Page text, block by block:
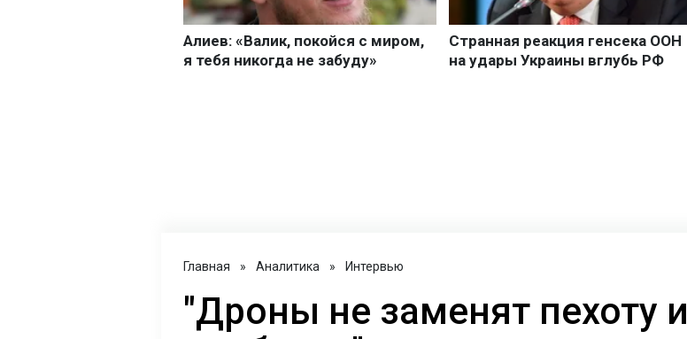
Главная » Аналитика » Интервью
"Дроны не заменят пехоту и